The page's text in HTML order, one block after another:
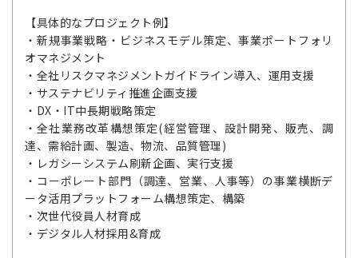
【具体的なプロジェクト例】
・新規事業戦略・ビジネスモデル策定、事業ポートフォリ
オマネジメント
・全社リスクマネジメントガイドライン導入、運用支援
・サステナビリティ推進企画支援
・DX・IT中長期戦略策定
・全社業務改革構想策定(経営管理、設計開発、販売、調
達、需給計画、製造、物流、品質管理)
・レガシーシステム刷新企画、実行支援
・コーポレート部門（調達、営業、人事等）の事業横断デ
ータ活用プラットフォーム構想策定、構築
・次世代役員人材育成
・デジタル人材採用&育成